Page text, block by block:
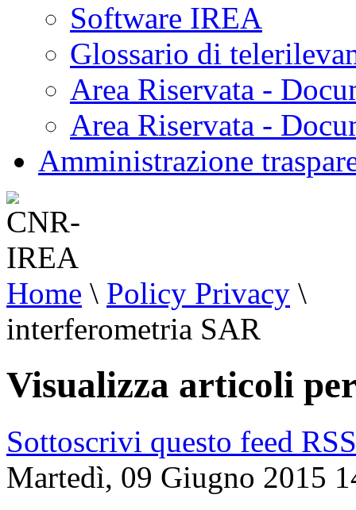
Software IREA
Glossario di
Area Riservata -
Area Riservata -
Amministrazione
Home \ Policy Privacy \
interferometria SAR
Visualizza articoli
Sottoscrivi questo feed RSS
Martedì, 09 Giugno 2015